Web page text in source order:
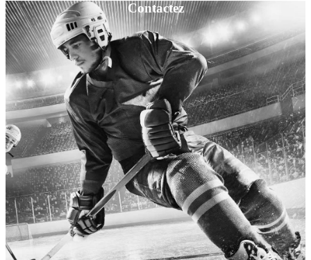
Contactez